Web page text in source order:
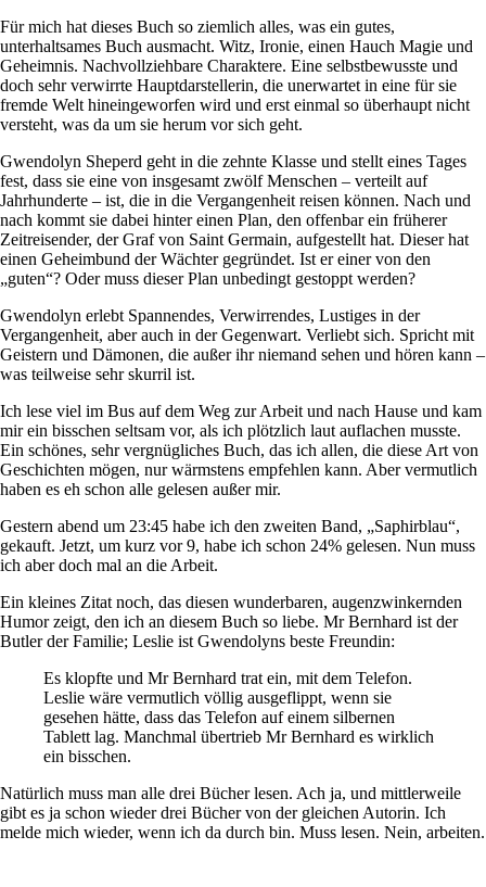
Für mich hat dieses Buch so ziemlich alles, was ein gutes,
unterhaltsames Buch ausmacht. Witz, Ironie, einen Hauch Magie und
Geheimnis. Nachvollziehbare Charaktere. Eine selbstbewusste und
doch sehr verwirrte Hauptdarstellerin, die unerwartet in eine für sie
fremde Welt hineingeworfen wird und erst einmal so überhaupt nicht
versteht, was da um sie herum vor sich geht.
Gwendolyn Sheperd geht in die zehnte Klasse und stellt eines Tages
fest, dass sie eine von insgesamt zwölf Menschen – verteilt auf
Jahrhunderte – ist, die in die Vergangenheit reisen können. Nach und
nach kommt sie dabei hinter einen Plan, den offenbar ein früherer
Zeitreisender, der Graf von Saint Germain, aufgestellt hat. Dieser hat
einen Geheimbund der Wächter gegründet. Ist er einer von den
„guten“? Oder muss dieser Plan unbedingt gestoppt werden?
Gwendolyn erlebt Spannendes, Verwirrendes, Lustiges in der
Vergangenheit, aber auch in der Gegenwart. Verliebt sich. Spricht mit
Geistern und Dämonen, die außer ihr niemand sehen und hören kann –
was teilweise sehr skurril ist.
Ich lese viel im Bus auf dem Weg zur Arbeit und nach Hause und kam
mir ein bisschen seltsam vor, als ich plötzlich laut auflachen musste.
Ein schönes, sehr vergnügliches Buch, das ich allen, die diese Art von
Geschichten mögen, nur wärmstens empfehlen kann. Aber vermutlich
haben es eh schon alle gelesen außer mir.
Gestern abend um 23:45 habe ich den zweiten Band, „Saphirblau“,
gekauft. Jetzt, um kurz vor 9, habe ich schon 24% gelesen. Nun muss
ich aber doch mal an die Arbeit.
Ein kleines Zitat noch, das diesen wunderbaren, augenzwinkernden
Humor zeigt, den ich an diesem Buch so liebe. Mr Bernhard ist der
Butler der Familie; Leslie ist Gwendolyns beste Freundin:
Es klopfte und Mr Bernhard trat ein, mit dem Telefon.
Leslie wäre vermutlich völlig ausgeflippt, wenn sie
gesehen hätte, dass das Telefon auf einem silbernen
Tablett lag. Manchmal übertrieb Mr Bernhard es wirklich
ein bisschen.
Natürlich muss man alle drei Bücher lesen. Ach ja, und mittlerweile
gibt es ja schon wieder drei Bücher von der gleichen Autorin. Ich
melde mich wieder, wenn ich da durch bin. Muss lesen. Nein, arbeiten.